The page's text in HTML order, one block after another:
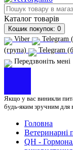
Каталог товарів
Кошик покупок: 0
Viber
Telegram
(група)
Telegram
Передзвоніть мені
Якщо у вас виникли
будь-яким зручним для
Головна
Ветеринарні
QH -